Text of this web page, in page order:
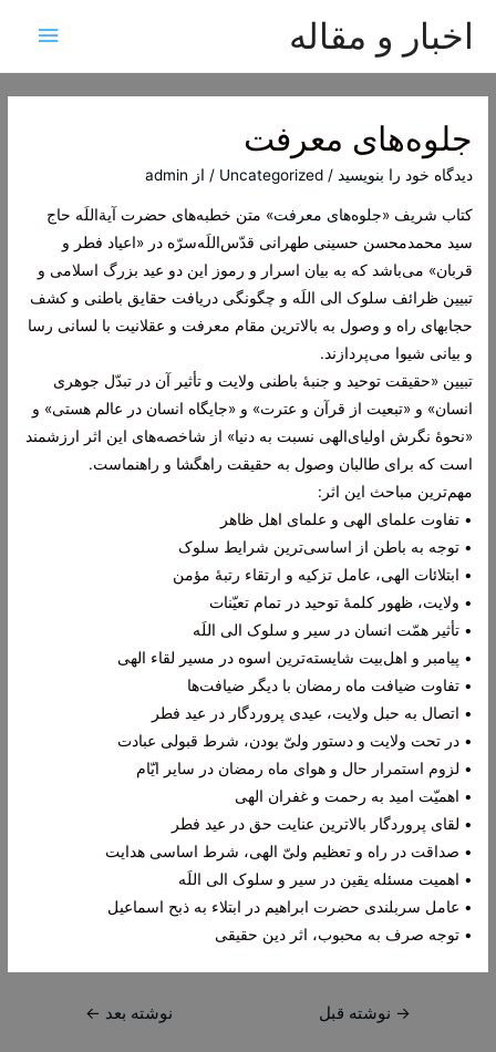
اخبار و مقاله
اصلی
جلوه‌های معرفت
دیدگاه‌ خود را بنویسید /
Uncategorized / از admin
کتاب شریف «جلوه‌های معرفت» متن خطبه‌های حضرت آیة‌اللَه حاج
سید محمدمحسن حسینی طهرانی قدّس‌اللَه‌سرّه در «اعیاد فطر و
قربان» می‌باشد که به بیان اسرار و رموز این دو عید بزرگ اسلامی و
تبیین ظرائف سلوک الی اللَه و چگونگی دریافت حقایق باطنی و کشف
حجابهای راه و وصول به بالاترین مقام معرفت و عقلانیت با لسانی رسا
و بیانی شیوا می‌پردازند.
تبیین «حقیقت توحید و جنبۀ باطنی ولایت و تأثیر آن در تبدّل جوهری
انسان» و «تبعیت از قرآن و عترت» و «جایگاه انسان در عالم هستی» و
«نحوۀ نگرش اولیای‌الهی نسبت به دنیا» از شاخصه‌های این اثر ارزشمند
است که برای طالبان وصول به حقیقت راهگشا و راهنماست.
مهم‌ترین مباحث این اثر:
• تفاوت علمای الهی و علمای اهل ظاهر
• توجه به باطن از اساسی‌ترین شرایط سلوک
• ابتلائات الهی، عامل تزکیه و ارتقاء رتبۀ مؤمن
• ولایت، ظهور کلمۀ توحید در تمام تعیّنات
• تأثیر همّت انسان در سیر و سلوک الی اللَه
• پیامبر و اهل‌بیت شایسته‌ترین اسوه در مسیر لقاء الهی
• تفاوت ضیافت ماه رمضان با دیگر ضیافت‌ها
• اتصال به حبل ولایت، عیدی پروردگار در عید فطر
• در تحت ولایت و دستور ولیّ بودن، شرط قبولی عبادت
• لزوم استمرار حال و هوای ماه رمضان در سایر ایّام
• اهمیّت امید به رحمت و غفران الهی
• لقای پروردگار بالاترین عنایت حق در عید فطر
• صداقت در راه و تعظیم ولیّ الهی، شرط اساسی هدایت
• اهمیت مسئله یقین در سیر و سلوک الی اللَه
• عامل سربلندی حضرت ابراهیم در ابتلاء به ذبح اسماعیل
• توجه صرف به محبوب، اثر دین حقیقی
راهبری
→ نوشته قبل نوشته بعد ←